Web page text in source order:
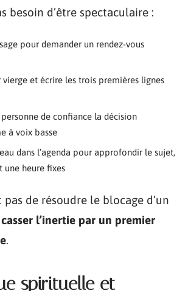
besoin d’être spectaculaire :
pour demander un rendez-vous
et écrire les trois premières lignes
de confiance la décision
à voix basse
dans l’agenda pour approfondir le sujet,
une heure fixes
pas de résoudre le blocage d’un
casser l’inertie par un premier
.
spirituelle et